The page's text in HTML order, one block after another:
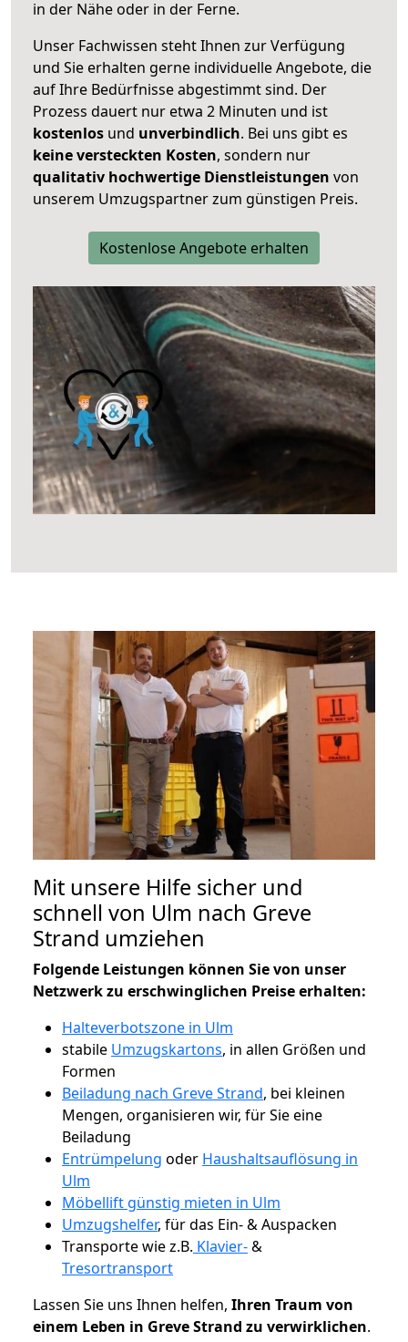
in der Nähe oder in der Ferne.
Unser Fachwissen steht Ihnen zur Verfügung
und Sie erhalten gerne individuelle Angebote, die
auf Ihre Bedürfnisse abgestimmt sind. Der
Prozess dauert nur etwa 2 Minuten und ist
kostenlos und unverbindlich. Bei uns gibt es
keine versteckten Kosten, sondern nur
qualitativ hochwertige Dienstleistungen von
unserem Umzugspartner zum günstigen Preis.
Kostenlose Angebote erhalten
Mit unsere Hilfe sicher und
schnell von Ulm nach Greve
Strand umziehen
Folgende Leistungen können Sie von unser
Netzwerk zu erschwinglichen Preise erhalten:
Halteverbotszone in Ulm
stabile Umzugskartons, in allen Größen und
Formen
Beiladung nach Greve Strand, bei kleinen
Mengen, organisieren wir, für Sie eine
Beiladung
Entrümpelung oder Haushaltsauflösung in
Ulm
Möbellift günstig mieten in Ulm
Umzugshelfer, für das Ein- & Auspacken
Transporte wie z.B. Klavier-&
Tresortransport
Lassen Sie uns Ihnen helfen, Ihren Traum von
einem Leben in Greve Strand zu verwirklichen.